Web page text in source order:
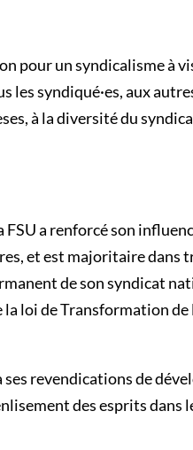
pour un syndicalisme à
syndiqué·es, aux
à la diversité du
a renforcé son
et est majoritaire dans
de son syndicat
loi de Transformation
revendications de
des esprits